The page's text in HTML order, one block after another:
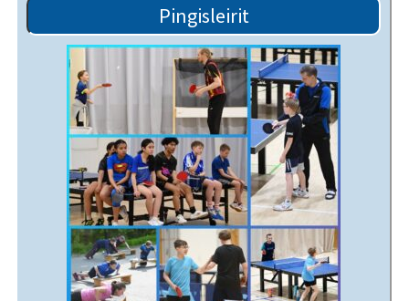
Pingisleirit